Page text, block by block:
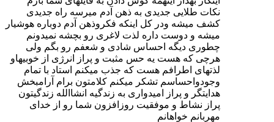
نکات طلایی جدیدی به ذهن آدم میرسه راه جدیدی
کشف میشه ودر کل اینکه فکروذهن آدم دوباره هوشیار
میشه و دوست داره لذت لاغری رو بچشه نمیدونم
چطوری دیگه احساس شادی و شعفم رو بگم ولی
هرچی که هست یه حس مثبت و پراز انرژی از خوبیهاو
لذتهای اطرافم هست که جذب میکنم استاد با تمام
وجودواحساسم تشکر میکنم کلامتون برام آرامبخش
هدایتگر و پراز امیدواری به زندگیه انشاالله زندگیتون
پراز نشاط و موفقیت روزافزون شما رو از خدای
مهربانم خواهانم